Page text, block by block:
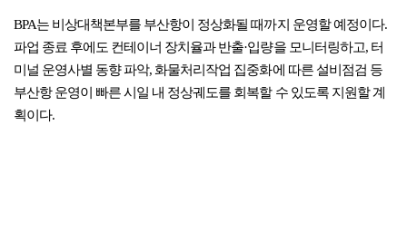
BPA는 비상대책본부를 부산항이 정상화될 때까지 운영할 예정이다.
파업 종료 후에도 컨테이너 장치율과 반출·입량을 모니터링하고, 터
미널 운영사별 동향 파악, 화물처리작업 집중화에 따른 설비점검 등
부산항 운영이 빠른 시일 내 정상궤도를 회복할 수 있도록 지원할 계
획이다.